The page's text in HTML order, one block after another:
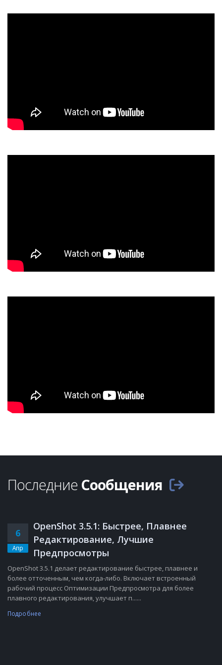
Последние Сообщения
6
Апр
OpenShot 3.5.1: Быстрее, Плавнее
Редактирование, Лучшие
Предпросмотры
OpenShot 3.5.1 делает редактирование быстрее, плавнее и
более отточенным, чем когда-либо. Включает встроенный
рабочий процесс Оптимизации Предпросмотра для более
плавного редактирования, улучшает п......
Подробнее